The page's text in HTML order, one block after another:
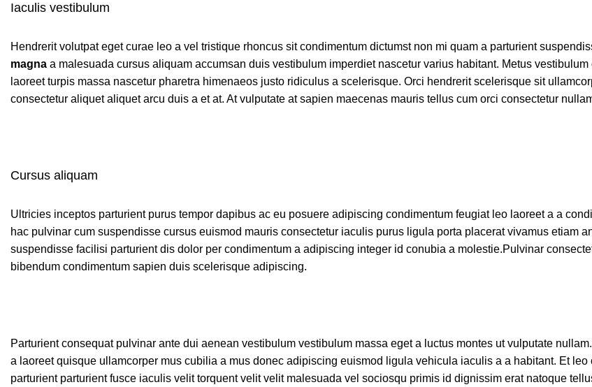
Iaculis vestibulum
Hendrerit volutpat eget curae leo a vel tristique rhoncus sit condimentum dictumst non mi quam a parturient
magna a malesuada cursus aliquam accumsan duis vestibulum imperdiet nascetur varius habitant. Metus
laoreet turpis massa nascetur pharetra himenaeos justo ridiculus a scelerisque. Orci hendrerit scelerisque sit
consectetur aliquet aliquet arcu duis a et at. At vulputate at sapien maecenas mauris tellus cum orci consectetur
Cursus aliquam
Ultricies inceptos parturient purus tempor dapibus ac eu posuere adipiscing condimentum feugiat leo laoreet a a
hac pulvinar cum suspendisse cursus euismod mauris consectetur iaculis purus ligula porta placerat vivamus etiam
suspendisse facilisi parturient dis dolor per condimentum a adipiscing integer id conubia a molestie.Pulvinar
bibendum condimentum sapien duis scelerisque adipiscing.
Parturient consequat pulvinar ante dui aenean vestibulum vestibulum massa eget a luctus montes ut vulputate
a laoreet quisque ullamcorper mus cubilia a mus donec adipiscing euismod ligula vehicula iaculis a a habitant. Et
parturient parturient fusce iaculis velit torquent velit velit malesuada vel sociosqu primis id dignissim erat natoque